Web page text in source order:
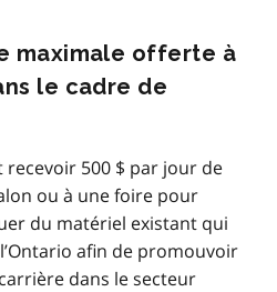
maximale offerte à
le cadre de
500 $ par jour de
ou à une foire pour
du matériel existant qui
afin de promouvoir
dans le secteur